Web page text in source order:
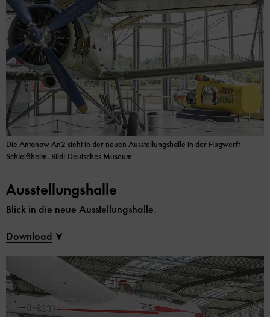
Die Antonow An2 steht in der neuen Ausstellungshalle in der Flugwerft
Schleißheim. Bild: Deutsches Museum
Ausstellungshalle
Blick in die neue Ausstellungshalle.
Download